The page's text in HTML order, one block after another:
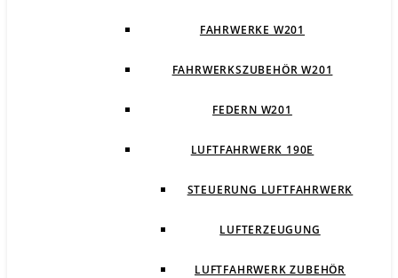
FAHRWERKE W201
FAHRWERKSZUBEHÖR W201
FEDERN W201
LUFTFAHRWERK 190E
STEUERUNG LUFTFAHRWERK
LUFTERZEUGUNG
LUFTFAHRWERK ZUBEHÖR